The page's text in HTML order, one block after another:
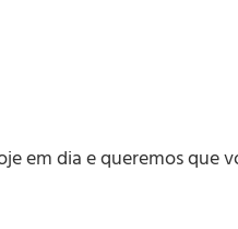
em dia e queremos que